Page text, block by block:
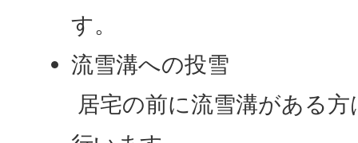
す。
流雪溝への投雪
居宅の前に流雪溝がある